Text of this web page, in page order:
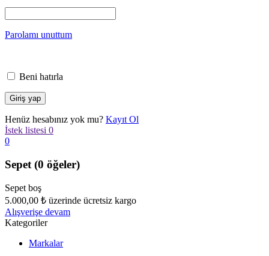
Parolamı unuttum
Beni hatırla
Henüz hesabınız yok mu? Kayıt Ol
İstek listesi 0
0
Sepet (0 öğeler)
Sepet boş
5.000,00 ₺ üzerinde ücretsiz kargo
Alışverişe devam
Kategoriler
Markalar